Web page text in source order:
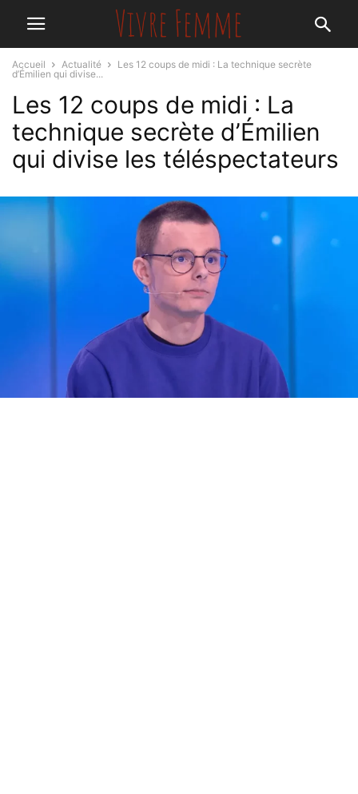
Accueil Actualité
Les 12 coups de midi : La technique secrète
d’Émilien qui divise...
Les 12 coups de midi : La
technique secrète d’Émilien
qui divise les téléspectateurs